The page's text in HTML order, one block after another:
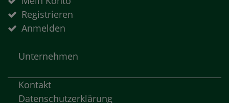
Registrieren
Anmelden
Unternehmen
Kontakt
Datenschutzerklärung